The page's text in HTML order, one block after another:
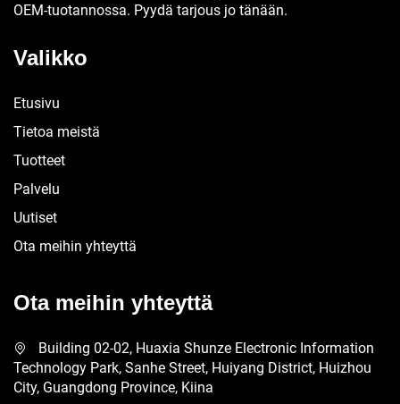
OEM-tuotannossa. Pyydä tarjous jo tänään.
Valikko
Etusivu
Tietoa meistä
Tuotteet
Palvelu
Uutiset
Ota meihin yhteyttä
Ota meihin yhteyttä
Building 02-02, Huaxia Shunze Electronic Information
Technology Park, Sanhe Street, Huiyang District, Huizhou
City, Guangdong Province, Kiina